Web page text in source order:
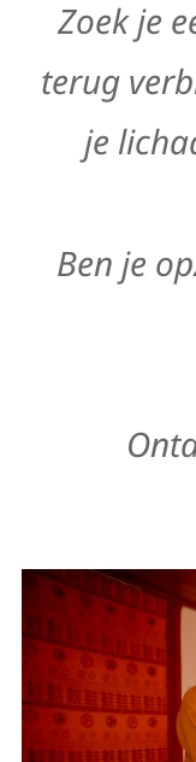
CONTACT
Zoek je
terug
je
Ben je